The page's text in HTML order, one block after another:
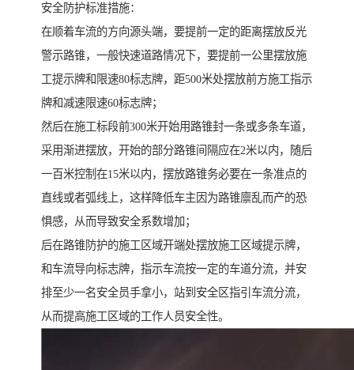
安全防护标准措施：
在顺着车流的方向源头端，要提前一定的距离摆放反光
警示路锥，一般快速道路情况下，要提前一公里摆放施
工提示牌和限速80标志牌，距500米处摆放前方施工指示
牌和减速限速60标志牌；
然后在施工标段前300米开始用路锥封一条或多条车道，
采用渐进摆放，开始的部分路锥间隔应在2米以内，随后
一百米控制在15米以内，摆放路锥务必要在一条准点的
直线或者弧线上，这样降低车主因为路锥廪乱而产的恐
惧感，从而导致安全系数增加；
后在路锥防护的施工区域开端处摆放施工区域提示牌，
和车流导向标志牌，指示车流按一定的车道分流，并安
排至少一名安全员手拿小，站到安全区指引车流分流，
从而提高施工区域的工作人员安全性。